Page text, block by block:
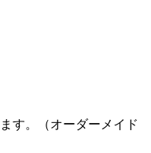
す。（オーダーメイド